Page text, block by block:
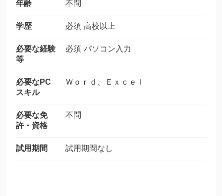
年齢 不問
学歴 必須 高校以上
必要な経験
等
必須 パソコン入力
必要なPC
スキル
Ｗｏｒｄ、Ｅｘｃｅｌ
必要な免
許・資格
不問
試用期間 試用期間なし